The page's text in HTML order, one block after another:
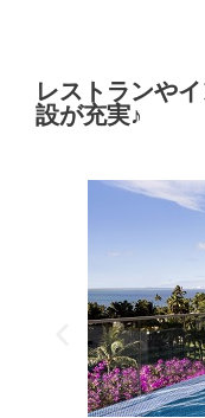
レストランや
設が充実♪